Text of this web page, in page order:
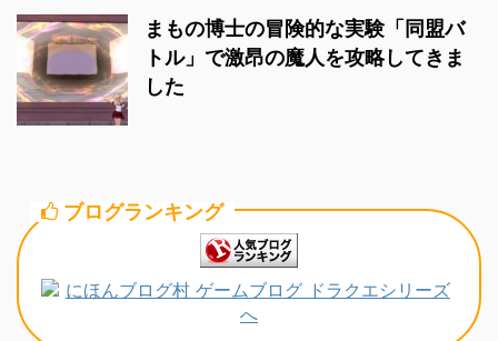
まもの博士の冒険的な実験「同盟バ
トル」で激昂の魔人を攻略してきま
した
ブログランキング